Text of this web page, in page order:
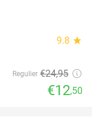
9.8 star
Regulier €24,95
€12,50